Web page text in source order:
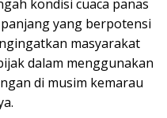
kondisi cuaca panas
yang berpotensi
masyarakat
dalam menggunakan
di musim kemarau